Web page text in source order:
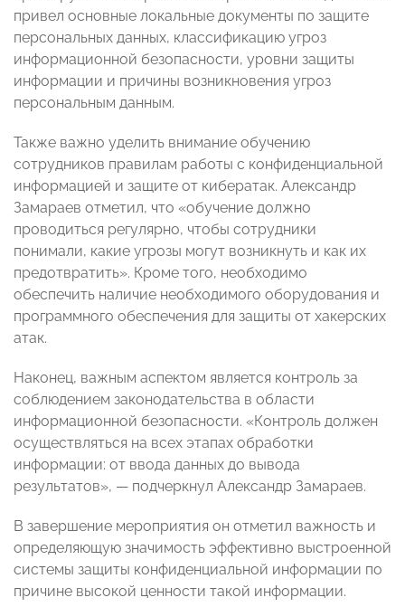
привел основные локальные документы по защите
персональных данных, классификацию угроз
информационной безопасности, уровни защиты
информации и причины возникновения угроз
персональным данным.
Также важно уделить внимание обучению
сотрудников правилам работы с конфиденциальной
информацией и защите от кибератак. Александр
Замараев отметил, что «обучение должно
проводиться регулярно, чтобы сотрудники
понимали, какие угрозы могут возникнуть и как их
предотвратить». Кроме того, необходимо
обеспечить наличие необходимого оборудования и
программного обеспечения для защиты от хакерских
атак.
Наконец, важным аспектом является контроль за
соблюдением законодательства в области
информационной безопасности. «Контроль должен
осуществляться на всех этапах обработки
информации: от ввода данных до вывода
результатов», — подчеркнул Александр Замараев.
В завершение мероприятия он отметил важность и
определяющую значимость эффективно выстроенной
системы защиты конфиденциальной информации по
причине высокой ценности такой информации.